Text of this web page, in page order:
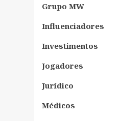
Grupo MW
Influenciadores
Investimentos
Jogadores
Jurídico
Médicos